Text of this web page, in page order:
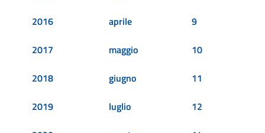
2016
2017
2018
2019
aprile
maggio
giugno
luglio
9
10
11
12